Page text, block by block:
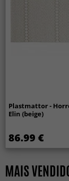
Plastmattor -
Elin (beige)
86.99 €
MAIS